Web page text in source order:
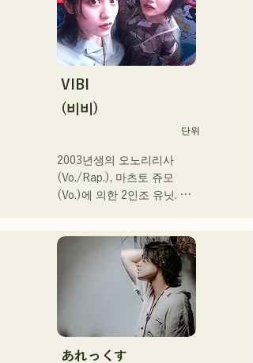
만회 재생 넘어, SNS총 팔로
워 11.9만명 돌파!
또한 2024 년 제 106 회 전
국 고등학교 야구 선수권 대
회
J:COM 후쿠오카•구마모토•
시모노세키의 테마송 등에도
발탁되어 향후가 큰 주목의
VIBI
(비비)
단위
2003년생의 오노리리사
(Vo./Rap.), 마츠토 쥬모
(Vo.)에 의한 2인조 유닛. 부
따뜻하고 심지가 있는 가성
으로 듣는 사람의 마음에 부
드럽게 다가오는 곡을 제작
1st 싱글 「잡으로 접어」를
2025년 1월 23일에 릴리스
あれっくす